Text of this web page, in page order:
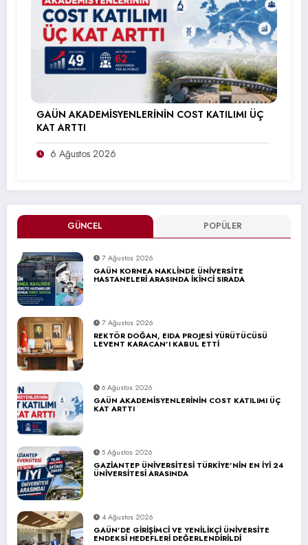
GÜNCEL POPÜLER
7 Ağustos 2026
GAÜN KORNEA NAKLİNDE ÜNİVERSİTE
HASTANELERİ ARASINDA İKİNCİ SIRADA
7 Ağustos 2026
REKTÖR DOĞAN, EIDA PROJESİ YÜRÜTÜCÜSÜ
LEVENT KARACAN’I KABUL ETTİ
6 Ağustos 2026
GAÜN AKADEMİSYENLERİNİN COST KATILIMI ÜÇ
KAT ARTTI
5 Ağustos 2026
GAZİANTEP ÜNİVERSİTESİ TÜRKİYE’NİN EN İYİ 24
ÜNİVERSİTESİ ARASINDA
4 Ağustos 2026
GAÜN’DE GİRİŞİMCİ VE YENİLİKÇİ ÜNİVERSİTE
ENDEKSİ HEDEFLERİ DEĞERLENDİRİLDİ
GAÜN AKADEMİSYENLERİNİN COST KATILIMI ÜÇ
KAT ARTTI
6 Ağustos 2026